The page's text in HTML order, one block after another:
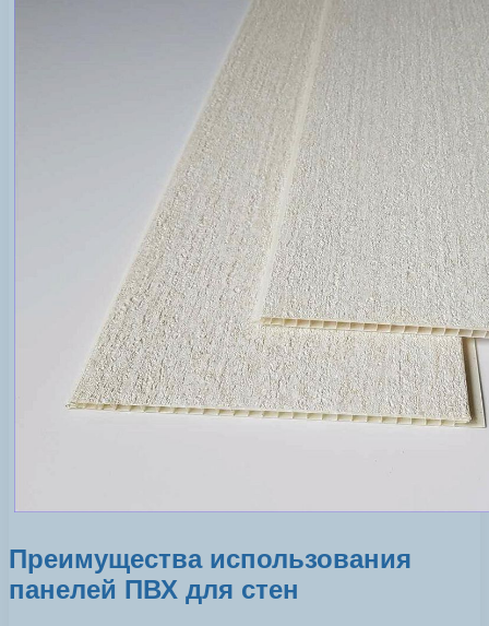
Преимущества использования
панелей ПВХ для стен